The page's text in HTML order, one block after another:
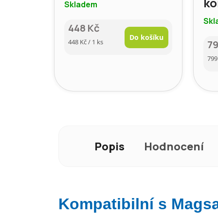
Skladem
448 Kč
Měrná
448 Kč / 1 ks
Do košíku
Popis Hodnocení
Kompatibilní s